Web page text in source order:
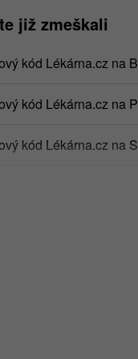
již zmeškali
kód Lékárna.cz na
kód Lékárna.cz na
kód Lékárna.cz na